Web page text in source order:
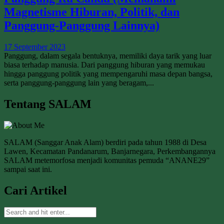
Magnetisme Hiburan, Politik, dan
Panggung-Panggung Lainnya)
17 September 2023
Panggung, dalam segala bentuknya, memiliki daya tarik yang luar
biasa terhadap manusia. Dari panggung hiburan yang memukau
hingga panggung politik yang mempengaruhi masa depan bangsa,
serta panggung-panggung lain yang beragam,...
Tentang SALAM
SALAM (Sanggar Anak Alam) berdiri pada tahun 1988 di Desa
Lawen, Kecamatan Pandanarum, Banjarnegara, Perkembangannya
SALAM metemorfosa menjadi komunitas pemuda “ANANE29”
sampai saat ini.
Cari Artikel